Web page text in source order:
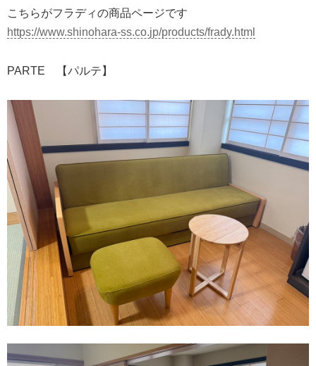
こちらがフラディの商品ページです
https://www.shinohara-ss.co.jp/products/frady.html
PARTE 【パルテ】